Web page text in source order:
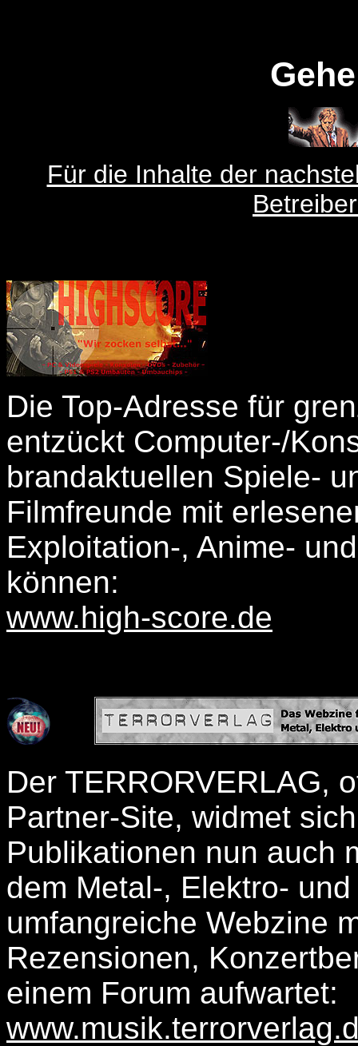
Für die Inhalte der
Die Top-Adresse für
entzückt Computer-/
brandaktuellen Spiele-
Filmfreunde mit
Exploitation-, Anime-
können:
www.high-score.de
Der TERRORVERLAG,
Partner-Site, widmet
Publikationen nun auch
dem Metal-, Elektro-
umfangreiche Webzine
Rezensionen,
einem Forum aufwartet: